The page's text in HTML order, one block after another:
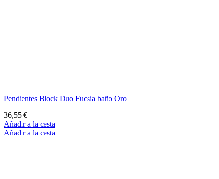
Pendientes Block Duo Fucsia baño Oro
36,55 €
Añadir a la cesta
Añadir a la cesta